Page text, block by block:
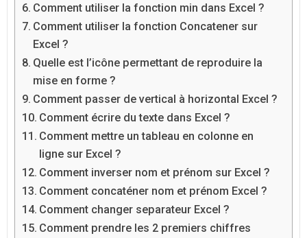
Comment utiliser la fonction min dans Excel ?
Comment utiliser la fonction Concatener sur
Excel ?
Quelle est l’icône permettant de reproduire la
mise en forme ?
Comment passer de vertical à horizontal Excel ?
Comment écrire du texte dans Excel ?
Comment mettre un tableau en colonne en
ligne sur Excel ?
Comment inverser nom et prénom sur Excel ?
Comment concaténer nom et prénom Excel ?
Comment changer separateur Excel ?
Comment prendre les 2 premiers chiffres